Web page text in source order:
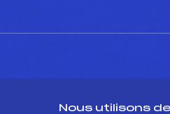
Nous utilisons